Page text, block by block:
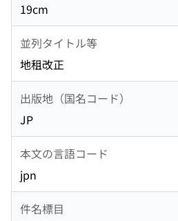
19cm
並列タイトル等
地租改正
出版地（国名コード）
JP
本文の言語コード
jpn
件名標目